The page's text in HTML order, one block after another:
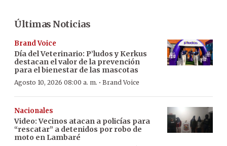
Últimas Noticias
Brand Voice
Día del Veterinario: P’ludos y Kerkus
destacan el valor de la prevención
para el bienestar de las mascotas
Agosto 10, 2026 08:00 a. m. · Brand Voice
Nacionales
Video: Vecinos atacan a policías para
“rescatar” a detenidos por robo de
moto en Lambaré